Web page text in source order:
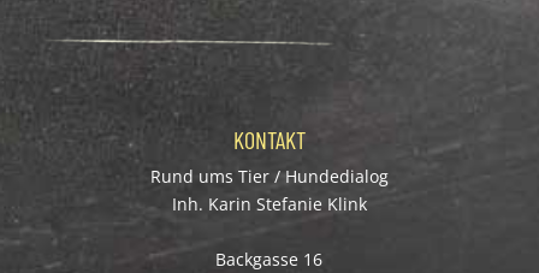
KONTAKT
Rund ums Tier / Hundedialog
Inh. Karin Stefanie Klink
Backgasse 16